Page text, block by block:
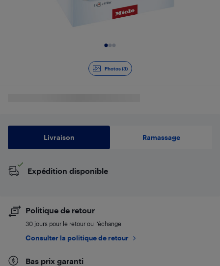
Photos (3)
Livraison Ramassage
Expédition disponible
Politique de retour
30 jours pour le retour ou l’échange
Consulter la politique de retour
Bas prix garanti